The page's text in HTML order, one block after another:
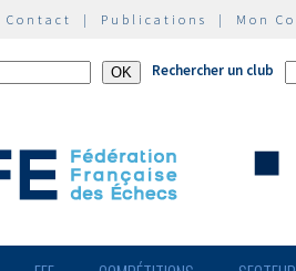
Contact | Publications | Mon
Rechercher un club